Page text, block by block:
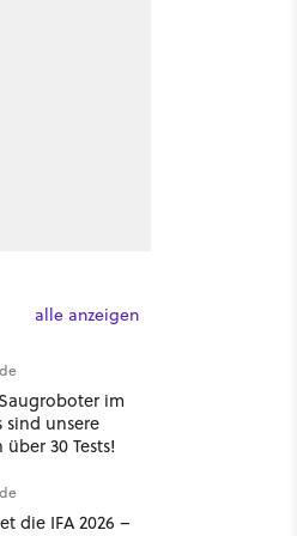
alle anzeigen
im
sind unsere
30 Tests!
die IFA 2026 –